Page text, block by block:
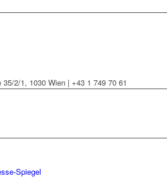
2/1, 1030 Wien | +43 1 749 70 61
Spiegel